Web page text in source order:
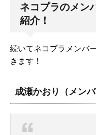
ネコプラのメン
紹介！
続いてネコプラメンバ
きます！
成瀬かおり（メン